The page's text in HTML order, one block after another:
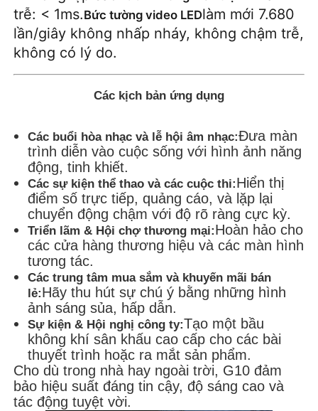
trễ: < 1ms.Bức tường video LEDlàm mới 7.680
lần/giây không nhấp nháy, không chậm trễ,
không có lý do.
Các kịch bản ứng dụng
Các buổi hòa nhạc và lễ hội âm nhạc:Đưa màn
trình diễn vào cuộc sống với hình ảnh năng
động, tinh khiết.
Các sự kiện thể thao và các cuộc thi:Hiển thị
điểm số trực tiếp, quảng cáo, và lặp lại
chuyển động chậm với độ rõ ràng cực kỳ.
Triển lãm & Hội chợ thương mại:Hoàn hảo cho
các cửa hàng thương hiệu và các màn hình
tương tác.
Các trung tâm mua sắm và khuyến mãi bán
lẻ:Hãy thu hút sự chú ý bằng những hình
ảnh sáng sủa, hấp dẫn.
Sự kiện & Hội nghị công ty:Tạo một bầu
không khí sân khấu cao cấp cho các bài
thuyết trình hoặc ra mắt sản phẩm.
Cho dù trong nhà hay ngoài trời, G10 đảm
bảo hiệu suất đáng tin cậy, độ sáng cao và
tác động tuyệt vời.